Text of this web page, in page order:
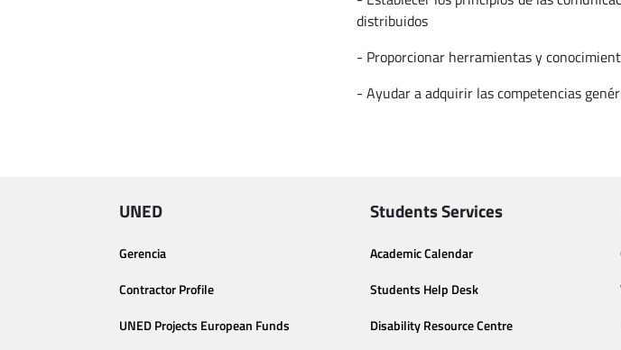
distribuidos
- Proporcionar herramientas y
- Ayudar a adquirir las competencias
UNED
Gerencia
Contractor Profile
UNED Projects European Funds
Students Services
Academic Calendar
Students Help Desk
Disability Resource Centre